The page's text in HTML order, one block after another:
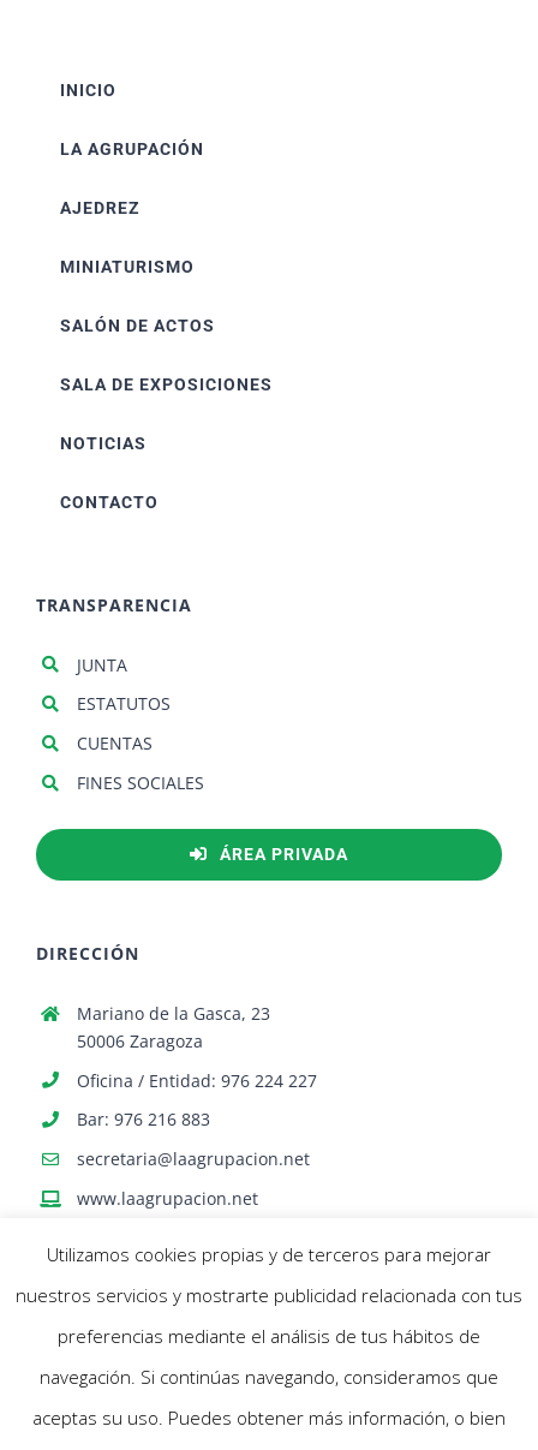
INICIO
LA AGRUPACIÓN
AJEDREZ
MINIATURISMO
SALÓN DE ACTOS
SALA DE EXPOSICIONES
NOTICIAS
CONTACTO
TRANSPARENCIA
JUNTA
ESTATUTOS
CUENTAS
FINES SOCIALES
ÁREA PRIVADA
DIRECCIÓN
Mariano de la Gasca, 23
50006 Zaragoza
Oficina / Entidad: 976 224 227
Bar: 976 216 883
secretaria@laagrupacion.net
www.laagrupacion.net
© Agrupación Artística Aragonesa | Todos los derechos reservados |
Política Cookies- Aviso Legal |Diseño web Netymedia
Utilizamos cookies propias y de terceros para mejorar
nuestros servicios y mostrarte publicidad relacionada con tus
preferencias mediante el análisis de tus hábitos de
navegación. Si continúas navegando, consideramos que
aceptas su uso. Puedes obtener más información, o bien